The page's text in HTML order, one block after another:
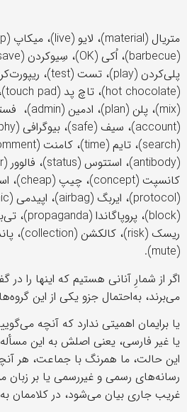
(mute).
اگر از شمارِ آنانی هستیم که اینها را در
می‌برند، به‌احتمال جزو یکی از این
یا برایمان اهمیتی ندارد که آنچه
یا غیر فارسی، یعنی اصلش به این
این حالت، ما همرنگ با جماعت، هر
رسانه‌های رسمی و غیررسمی یا بر زبان
غریب جاری بیان می‌شود، در کلاممان